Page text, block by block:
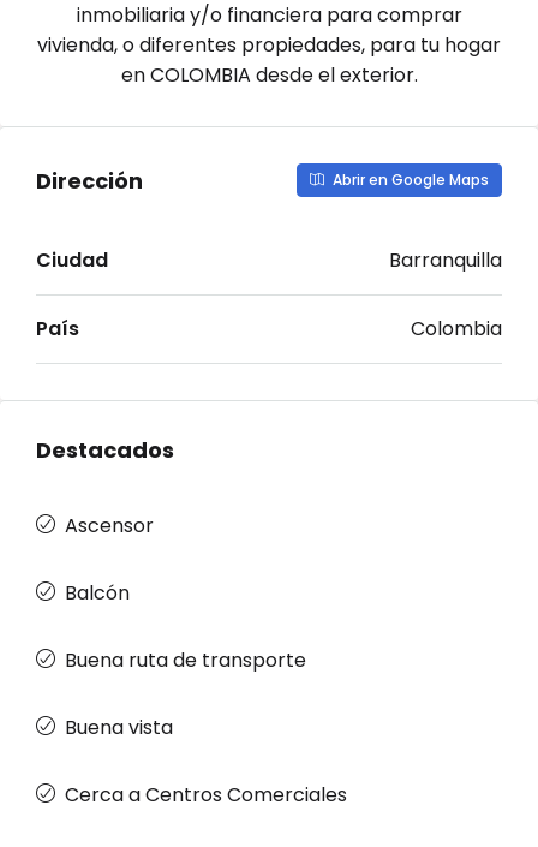
inmobiliaria y/o financiera para comprar
vivienda, o diferentes propiedades, para tu hogar
en COLOMBIA desde el exterior.
Dirección Abrir en Google Maps
Ciudad Barranquilla
País Colombia
Destacados
Ascensor
Balcón
Buena ruta de transporte
Buena vista
Cerca a Centros Comerciales